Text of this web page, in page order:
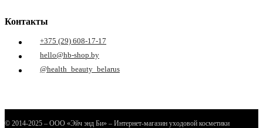
Контакты
+375 (29) 608-17-17
hello@hb-shop.by
@health_beauty_belarus
© 2014-2025 – ООО «Эйч энд Би» – Интернет-магазин уходовой косметики